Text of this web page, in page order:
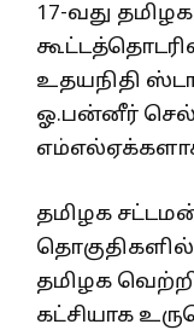
17-வது
உதயநிதி
ஓ.பன்னீர்
தமிழக
தமிழக
கட்சியாக